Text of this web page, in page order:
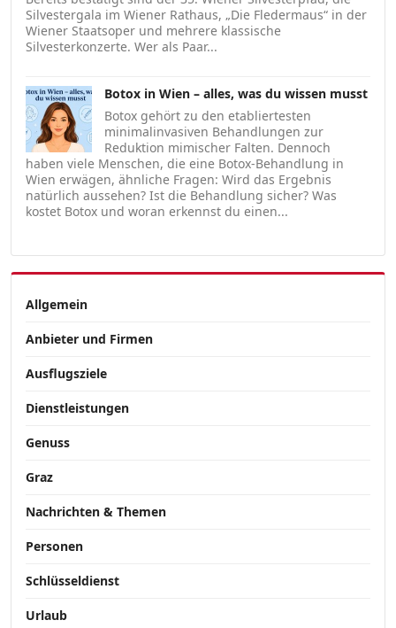
Silvestergala im Wiener Rathaus, „Die Fledermaus“ in der
Wiener Staatsoper und mehrere klassische
Silvesterkonzerte. Wer als Paar...
Botox in Wien – alles, was du wissen musst
Botox gehört zu den etabliertesten
minimalinvasiven Behandlungen zur
Reduktion mimischer Falten. Dennoch
haben viele Menschen, die eine Botox-Behandlung in
Wien erwägen, ähnliche Fragen: Wird das Ergebnis
natürlich aussehen? Ist die Behandlung sicher? Was
kostet Botox und woran erkennst du einen...
Allgemein
Anbieter und Firmen
Ausflugsziele
Dienstleistungen
Genuss
Graz
Nachrichten & Themen
Personen
Schlüsseldienst
Urlaub